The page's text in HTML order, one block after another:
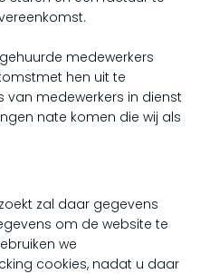
medewerkers
hen uit te
van medewerkers in dienst
nate komen die wij als
zal daar gegevens
om de website te
we
cookies, nadat u daar